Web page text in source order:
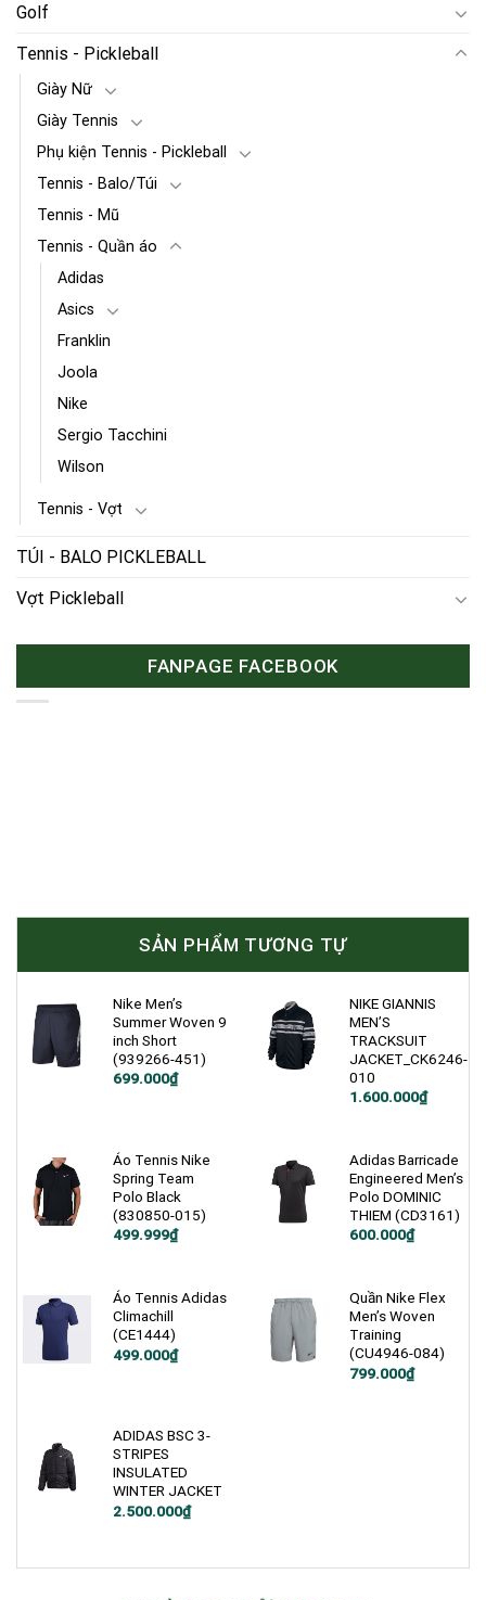
Golf
Tennis - Pickleball
Giày Nữ
Giày Tennis
Phụ kiện Tennis - Pickleball
Tennis - Balo/Túi
Tennis - Mũ
Tennis - Quần áo
Adidas
Asics
Franklin
Joola
Nike
Sergio Tacchini
Wilson
Tennis - Vợt
TÚI - BALO PICKLEBALL
Vợt Pickleball
FANPAGE FACEBOOK
SẢN PHẨM TƯƠNG TỰ
Nike Men’s
Summer Woven 9
inch Short
(939266-451)
Giá
699.000₫
Giá
NIKE GIANNIS
MEN’S
TRACKSUIT
JACKET_CK6246-
010
Giá
1.600.000₫
Giá
1.600.000₫.
Áo Tennis Nike
Spring Team
Polo Black
(830850-015)
Giá
499.999₫
Giá
499.999₫.
Adidas Barricade
Engineered Men’s
Polo DOMINIC
THIEM (CD3161)
Giá
600.000₫
Giá
600.000₫.
Áo Tennis Adidas
Climachill
(CE1444)
Giá
499.000₫
Giá
Quần Nike Flex
Men’s Woven
Training
(CU4946-084)
Giá
799.000₫
Giá
ADIDAS BSC 3-
STRIPES
INSULATED
WINTER JACKET
Giá
2.500.000₫
Giá
2.500.000₫.